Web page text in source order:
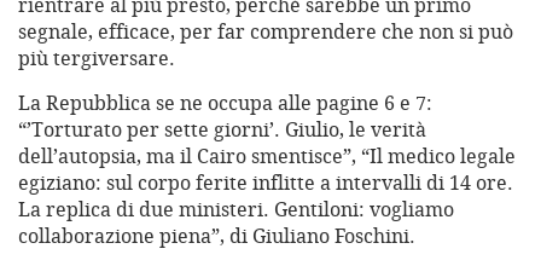
segnale, efficace, per far comprendere che non si può
più tergiversare.
La Repubblica se ne occupa alle pagine 6 e 7:
“’Torturato per sette giorni’. Giulio, le verità
dell’autopsia, ma il Cairo smentisce”, “Il medico legale
egiziano: sul corpo ferite inflitte a intervalli di 14 ore.
La replica di due ministeri. Gentiloni: vogliamo
collaborazione piena”, di Giuliano Foschini.